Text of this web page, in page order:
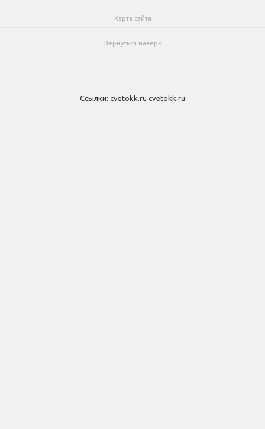
Карта сайта
Вернуться наверх
Ссылки: cvetokk.ru cvetokk.ru